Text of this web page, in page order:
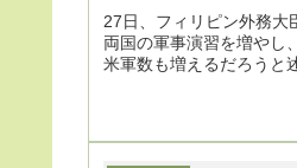
27日、フィリピン外務
両国の軍事演習を増やし
米軍数も増えるだろうと